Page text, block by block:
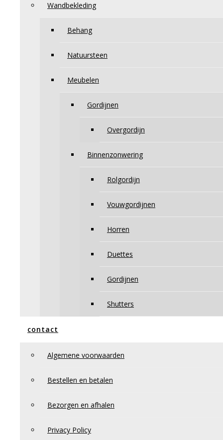
Wandbekleding
Behang
Natuursteen
Meubelen
Gordijnen
Overgordijn
Binnenzonwering
Rolgordijn
Vouwgordijnen
Horren
Duettes
Gordijnen
Shutters
contact
Algemene voorwaarden
Bestellen en betalen
Bezorgen en afhalen
Privacy Policy